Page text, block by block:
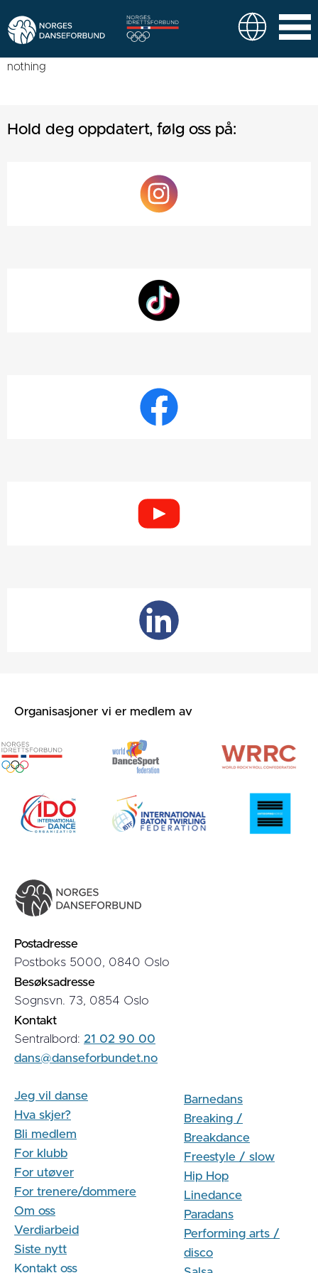
nothing
Hold deg oppdatert, følg oss på:
Organisasjoner vi er medlem av
Postadresse
Postboks 5000, 0840 Oslo
Besøksadresse
Sognsvn. 73, 0854 Oslo
Kontakt
Sentralbord: 21 02 90 00
dans@danseforbundet.no
Jeg vil danse
Hva skjer?
Bli medlem
For klubb
For utøver
For trenere/dommere
Om oss
Verdiarbeid
Siste nytt
Kontakt oss
Barnedans
Breaking /
Breakdance
Freestyle / slow
Hip Hop
Linedance
Paradans
Performing arts /
disco